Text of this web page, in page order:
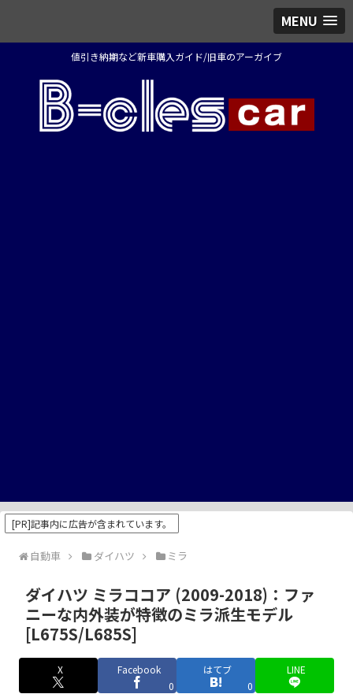
MENU
値引き納期など新車購入ガイド/旧車のアーガイブ
[PR]記事内に広告が含まれています。
自動車 ダイハツ ミラ
ダイハツ ミラココア (2009-2018)：ファ
ニーな内外装が特徴のミラ派生モデル
[L675S/L685S]
X
Facebook
0
はてブ
0
LINE